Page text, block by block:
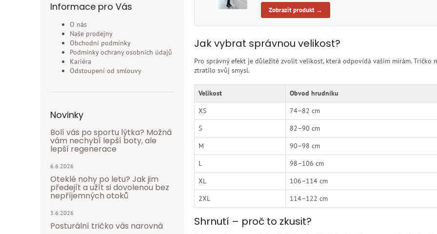
Informace pro Vás
O nás
Naše prodejny
Obchodní podmínky
Podmínky ochrany osobních údajů
Kariéra
Odstoupení od smlouvy
Novinky
Bolí vás po sportu lýtka? Možná
vám nechybí lepší boty, ale
lepší regenerace
6.6.2026
Oteklé nohy po letu? Jak jim
předejít a užít si dovolenou bez
nepříjemných otoků
3.6.2026
Posturální tričko vás narovná
Zobrazit produkt →
Jak vybrat správnou velikost?
Pro správný efekt je důležité zvolit velikost, která odpovídá vašim mírám.
ztratilo svůj smysl.
Velikost Obvod hrudníku
XS
74–82 cm
S
82–90 cm
M
90–98 cm
L
98–106 cm
XL
106–114 cm
2XL
114–122 cm
Shrnutí – proč to zkusit?